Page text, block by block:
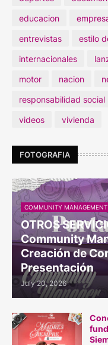
educacion
entrevistas
estilo
internacionales
motor
nacion
responsabilidad social
videos
vivienda
FOTOGRAFIA
COMMUNITY MANAGEMENT
OTROS
Community
Creación de
Presentación
July 20, 2026